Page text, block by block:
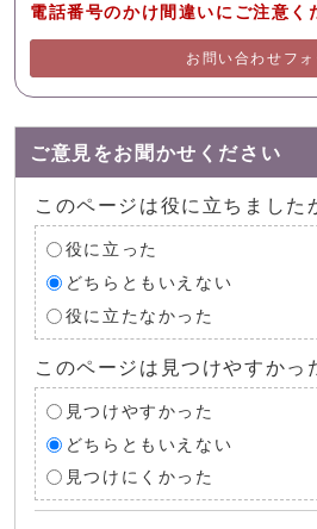
電話番号のかけ間違いにご注意く
お問い合わせフォ
ご意見をお聞かせください
このページは役に立ちました
役に立った
どちらともいえない
役に立たなかった
このページは見つけやすかっ
見つけやすかった
どちらともいえない
見つけにくかった